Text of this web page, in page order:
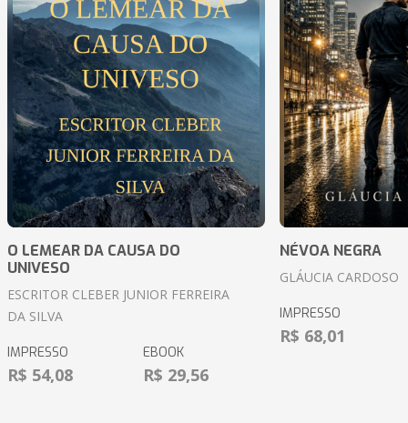
O LEMEAR DA CAUSA DO
UNIVESO
ESCRITOR CLEBER JUNIOR FERREIRA
DA SILVA
IMPRESSO
R$ 54,08
EBOOK
R$ 29,56
NÉVOA NEGRA
GLÁUCIA CARDOSO
IMPRESSO
R$ 68,01